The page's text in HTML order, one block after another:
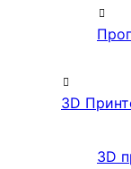
3D
3D